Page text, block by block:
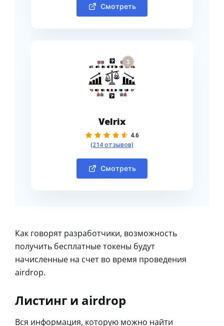
Смотреть
3
Velrix
4.6
(214 отзывов)
Смотреть
Как говорят разработчики, возможность
получить бесплатные токены будут
начисленные на счет во время проведения
airdrop.
Листинг и airdrop
Вся информация, которую можно найти